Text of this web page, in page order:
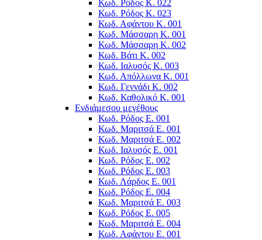
Κωδ. Ρόδος Κ. 022
Κωδ. Ρόδος Κ. 023
Κωδ. Αφάντου Κ. 001
Κωδ. Μάσσαρη Κ. 001
Κωδ. Μάσσαρη Κ. 002
Κωδ. Βάτι Κ. 002
Κωδ. Ιαλυσός Κ. 003
Κωδ. Απόλλωνα K. 001
Κωδ. Γεννάδι Κ. 002
Κωδ. Καθολικό Κ. 001
Ενδιάμεσου μεγέθους
Κωδ. Ρόδος Ε. 001
Κωδ. Μαριτσά Ε. 001
Κωδ. Μαριτσά Ε. 002
Κωδ. Ιαλυσός Ε. 001
Κωδ. Ρόδος Ε. 002
Κωδ. Ρόδος E. 003
Κωδ. Λάρδος Ε. 001
Κωδ. Ρόδος E. 004
Κωδ. Μαριτσά Ε. 003
Κωδ. Ρόδος E. 005
Κωδ. Μαριτσά Ε. 004
Κωδ. Αφάντου Ε. 001